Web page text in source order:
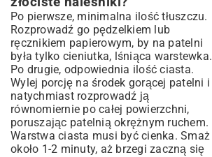
Po pierwsze, minimalna ilość tłuszczu.
Rozprowadź go pędzelkiem lub
ręcznikiem papierowym, by na patelni
była tylko cieniutka, lśniąca warstewka.
Po drugie, odpowiednia ilość ciasta.
Wylej porcję na środek gorącej patelni i
natychmiast rozprowadź ją
równomiernie po całej powierzchni,
poruszając patelnią okrężnym ruchem.
Warstwa ciasta musi być cienka. Smaż
około 1-2 minuty, aż brzegi zaczną się